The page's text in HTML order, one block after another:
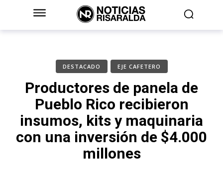
DESTACADO EJE CAFETERO
Productores de panela de
Pueblo Rico recibieron
insumos, kits y maquinaria
con una inversión de $4.000
millones